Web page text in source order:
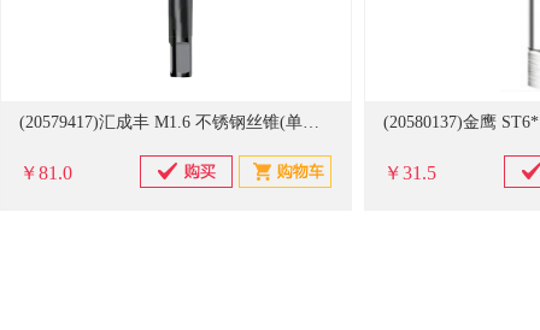
(20579417)汇成丰 M1.6 不锈钢丝锥(单位：个)
￥81.0 ￥31.5